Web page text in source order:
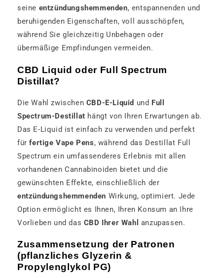
seine entzündungshemmenden, entspannenden und
beruhigenden Eigenschaften, voll ausschöpfen,
während Sie gleichzeitig Unbehagen oder
übermäßige Empfindungen vermeiden.
CBD Liquid oder Full Spectrum
Distillat?
Die Wahl zwischen CBD-E-Liquid und Full
Spectrum-Destillat hängt von Ihren Erwartungen ab.
Das E-Liquid ist einfach zu verwenden und perfekt
fürfertige Vape Pens, während das Destillat Full
Spectrum ein umfassenderes Erlebnis mit allen
vorhandenen Cannabinoiden bietet und die
gewünschten Effekte, einschließlich der
entzündungshemmenden Wirkung, optimiert. Jede
Option ermöglicht es Ihnen, Ihren Konsum an Ihre
Vorlieben und das CBD Ihrer Wahl anzupassen.
Zusammensetzung der Patronen
(pflanzliches Glyzerin &
Propylenglykol PG)